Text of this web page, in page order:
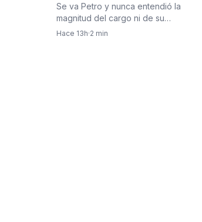
Se va Petro y nunca entendió la
magnitud del cargo ni de su
responsabilidad con Colombia, no
Hace 13h·2 min